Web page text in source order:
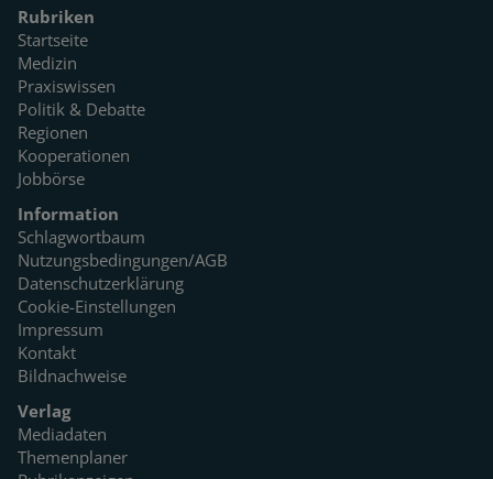
Rubriken
Startseite
Medizin
Praxiswissen
Politik & Debatte
Regionen
Kooperationen
Jobbörse
Information
Schlagwortbaum
Nutzungsbedingungen/AGB
Datenschutzerklärung
Cookie-Einstellungen
Impressum
Kontakt
Bildnachweise
Verlag
Mediadaten
Themenplaner